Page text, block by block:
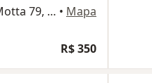
Rua Doutor Jorge Ferreira da Motta 79, Taubaté • Mapa
R$ 350